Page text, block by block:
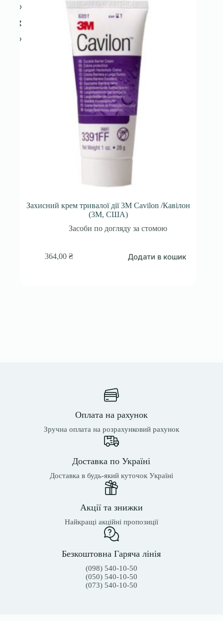
Захисний крем тривалої дії 3M Cavilon /Кавілон
(3М, США)
Засоби по догляду за стомою
364,00₴ Додати в кошик
Оплата на рахунок
Зручна оплата на розрахунковий рахунок
Доставка по Україні
Доставка в будь-який куточок Україні
Акції та знижки
Найкращі акційні пропозиції
Безкоштовна Гаряча лінія
(098) 540-10-50
(050) 540-10-50
(073) 540-10-50